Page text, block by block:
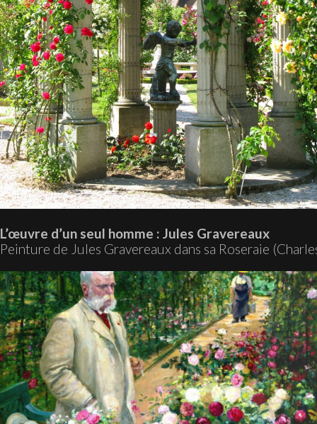
L’œuvre d’un seul homme : Jules Gravereaux
Peinture de Jules Gravereaux dans sa Roseraie